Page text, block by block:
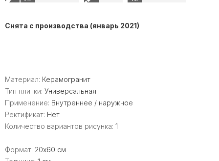
Снята с производства (январь 2021)
Материал: Керамогранит
Тип плитки: Универсальная
Применение: Внутреннее / наружное
Ректификат: Нет
Количество вариантов рисунка: 1
Формат: 20x60 см